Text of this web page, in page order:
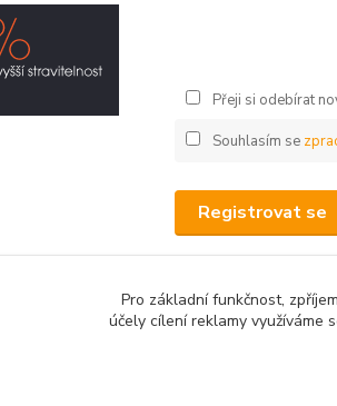
Přeji si odebírat
Souhlasím se
Registrovat se
Pro základní funkčnost,
účely cílení reklamy využíváme